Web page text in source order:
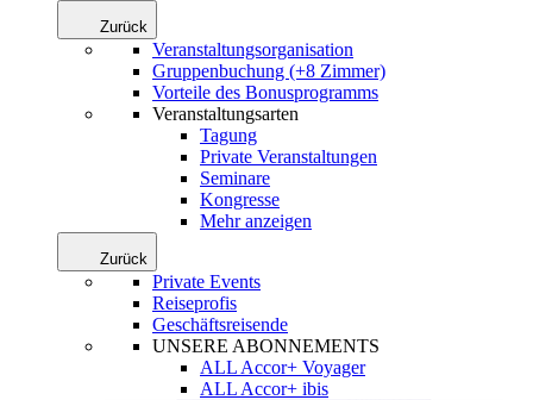
Zurück
Veranstaltungsorganisation
Gruppenbuchung (+8 Zimmer)
Vorteile des Bonusprogramms
Veranstaltungsarten
Tagung
Private Veranstaltungen
Seminare
Kongresse
Mehr anzeigen
Zurück
Private Events
Reiseprofis
Geschäftsreisende
UNSERE ABONNEMENTS
ALL Accor+ Voyager
ALL Accor+ ibis